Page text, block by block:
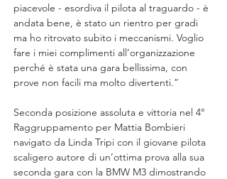
piacevole - esordiva il pilota al traguardo - è
andata bene, è stato un rientro per gradi
ma ho ritrovato subito i meccanismi. Voglio
fare i miei complimenti all’organizzazione
perché è stata una gara bellissima, con
prove non facili ma molto divertenti.”
Seconda posizione assoluta e vittoria nel 4°
Raggruppamento per Mattia Bombieri
navigato da Linda Tripi con il giovane pilota
scaligero autore di un’ottima prova alla sua
seconda gara con la BMW M3 dimostrando